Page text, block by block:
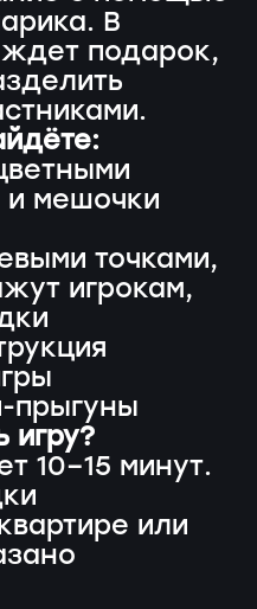
В
подарок,
мешочки
точками,
игрокам,
прыгуны
игру?
10–15 минут.
или